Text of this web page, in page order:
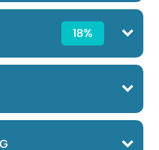
18%